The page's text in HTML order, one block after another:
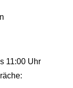
11:00 Uhr